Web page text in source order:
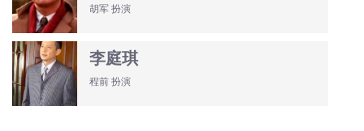
胡军 扮演
李庭琪
程前 扮演